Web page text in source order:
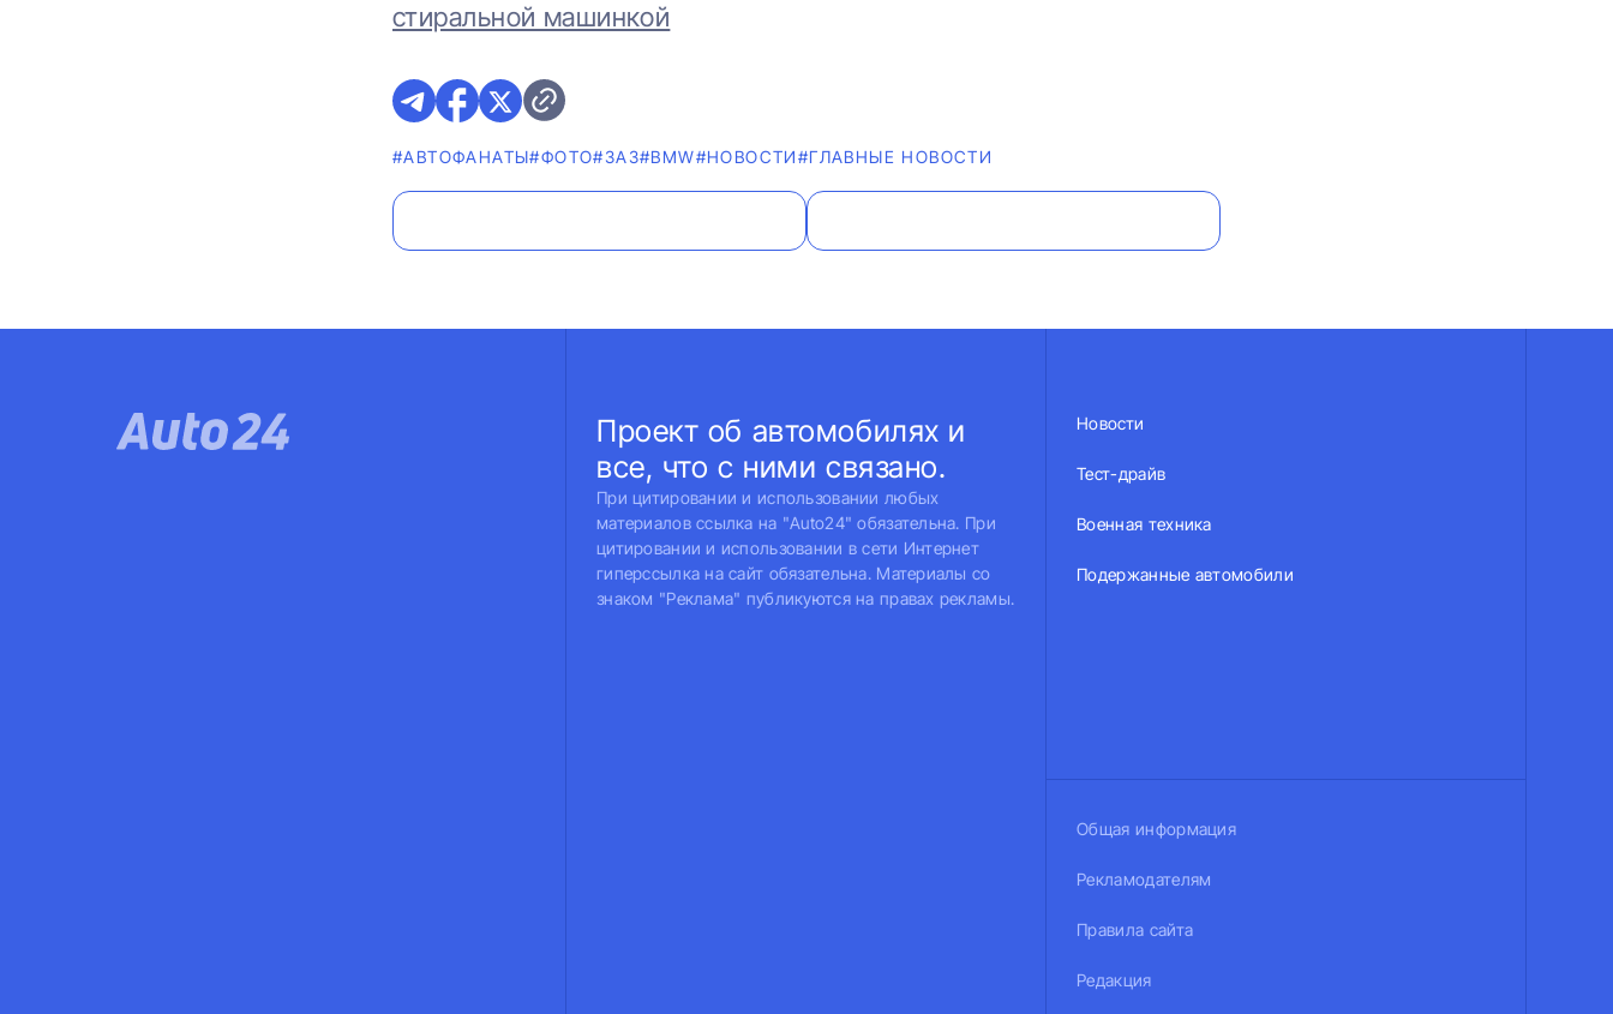
стиральной машинкой
#AВТОФАНАТЫ#ФОТО#ЗАЗ#BMW#НОВОСТИ#ГЛАВНЫЕ НОВОСТИ
Проект об автомобилях и
все, что с ними связано.
При цитировании и использовании любых
материалов ссылка на "Auto24" обязательна. При
цитировании и использовании в сети Интернет
гиперссылка на сайт обязательна. Материалы со
знаком "Реклама" публикуются на правах рекламы.
Новости
Тест-драйв
Военная техника
Подержанные автомобили
Общая информация
Рекламодателям
Правила сайта
Редакция